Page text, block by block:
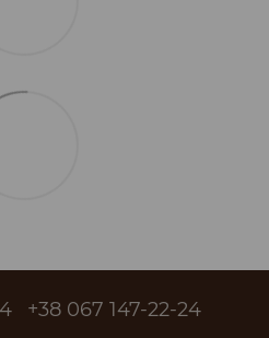
+38 067 147-22-24